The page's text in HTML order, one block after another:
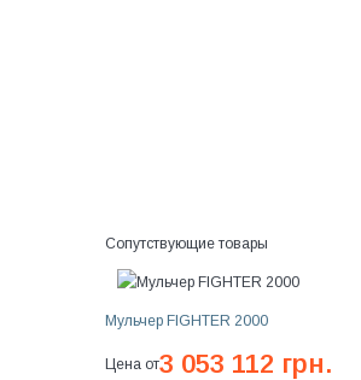
Сопутствующие товары
Мульчер FIGHTER 2000
Цена от3 053 112 грн.